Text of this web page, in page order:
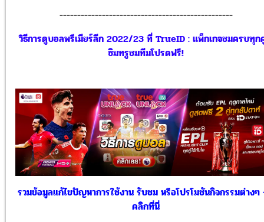
-------------------------------------------------
วิธีการดูบอลพรีเมียร์ลีก 2022/23 ที่ TrueID : แพ็กเกจชมครบทุ
ซิมทรูชมทีมโปรดฟรี!
รวมข้อมูลแก้ไขปัญหาการใช้งาน รับชม หรือโปรโมชันกิจกรรมต่างๆ
คลิกที่นี่